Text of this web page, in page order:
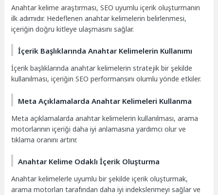
Anahtar kelime araştırması, SEO uyumlu içerik oluşturmanın
ilk adımıdır. Hedeflenen anahtar kelimelerin belirlenmesi,
içeriğin doğru kitleye ulaşmasını sağlar.
İçerik Başlıklarında Anahtar Kelimelerin Kullanımı
İçerik başlıklarında anahtar kelimelerin stratejik bir şekilde
kullanılması, içeriğin SEO performansını olumlu yönde etkiler.
Meta Açıklamalarda Anahtar Kelimeleri Kullanma
Meta açıklamalarda anahtar kelimelerin kullanılması, arama
motorlarının içeriği daha iyi anlamasına yardımcı olur ve
tıklama oranını artırır.
Anahtar Kelime Odaklı İçerik Oluşturma
Anahtar kelimelerle uyumlu bir şekilde içerik oluşturmak,
arama motorları tarafından daha iyi indekslenmeyi sağlar ve